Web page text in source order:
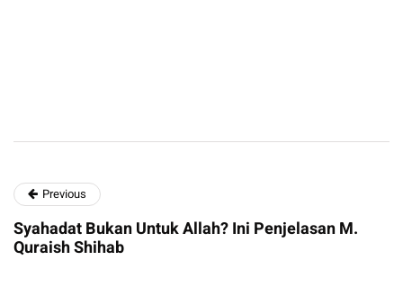
Previous
Syahadat Bukan Untuk Allah? Ini Penjelasan M.
Quraish Shihab